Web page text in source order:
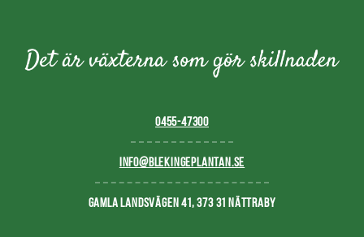
0455-47300
INFO@BLEKINGEPLANTAN.SE
GAMLA LANDSVÄGEN 41, 373 31 NÄTTRABY